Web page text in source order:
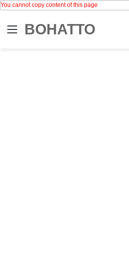
You cannot copy content of this page
Menu
BOHATTO